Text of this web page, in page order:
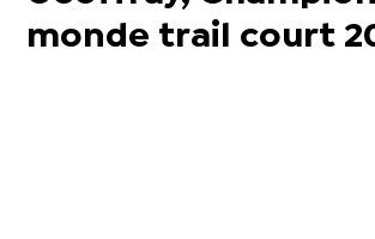
monde trail court